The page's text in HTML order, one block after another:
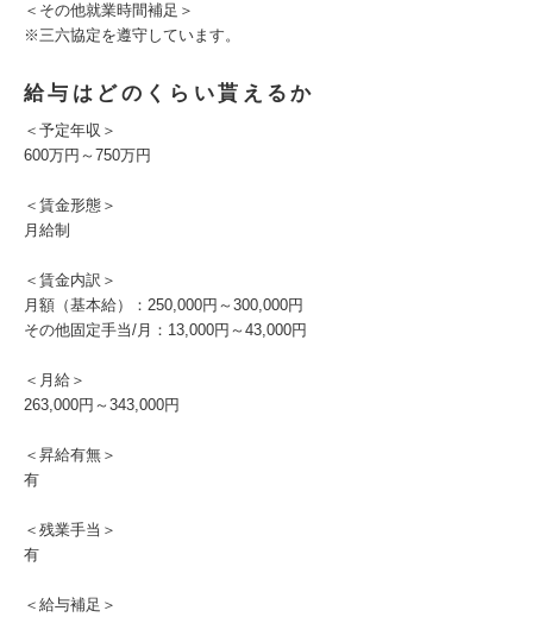
＜その他就業時間補足＞
※三六協定を遵守しています。
給与はどのくらい貰えるか
＜予定年収＞
600万円～750万円
＜賃金形態＞
月給制
＜賃金内訳＞
月額（基本給）：250,000円～300,000円
その他固定手当/月：13,000円～43,000円
＜月給＞
263,000円～343,000円
＜昇給有無＞
有
＜残業手当＞
有
＜給与補足＞